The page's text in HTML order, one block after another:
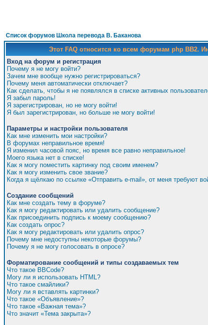
Список форумов Школа перевода В. Баканова
Этот FAQ относится ко всем форумам php
Вход на форум и регистрация
Почему я не могу войти?
Зачем мне вообще нужно регистрироваться?
Почему меня автоматически отключает?
Как сделать, чтобы я не появлялся в списке активных
Я забыл пароль!
Я зарегистрирован, но не могу войти!
Я был зарегистрирован, но больше не могу войти!
Параметры и настройки пользователя
Как мне изменить мои настройки?
В форумах неправильное время!
Я изменил часовой пояс, но время все равно неправильное!
Моего языка нет в списке!
Как я могу поместить картинку под своим именем?
Как я могу изменить свое звание?
Когда я щёлкаю по ссылке «Отправить e-mail», от меня требуют
Создание сообщений
Как мне создать тему в форуме?
Как я могу редактировать или удалить сообщение?
Как присоединить подпись к моему сообщению?
Как создать опрос?
Как я могу редактировать или удалить опрос?
Почему мне недоступны некоторые форумы?
Почему я не могу голосовать в опросе?
Форматирование сообщений и типы создаваемых тем
Что такое BBCode?
Могу ли я использовать HTML?
Что такое смайлики?
Могу ли я вставлять картинки?
Что такое «Объявление»?
Что такое «Важная тема»?
Что значит «Тема закрыта»?